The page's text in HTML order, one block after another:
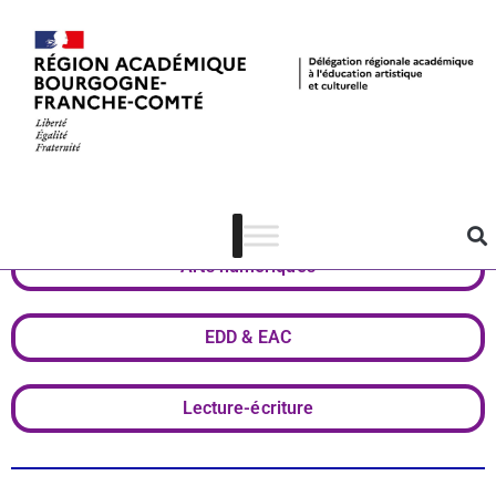
Arts numériques
EDD & EAC
Lecture-écriture